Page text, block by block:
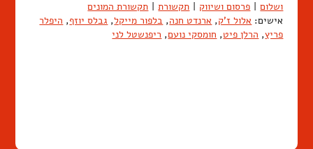
ושלום | פרסום ושיווק | תקשורת | תקשורת המונים
אישים: אלול ז'ק, ארנדט חנה, בלפור מייקל, גבלס יוזף, היפלר
פריץ, הרלן פיט, חומסקי נועם, ריפנשטל לני